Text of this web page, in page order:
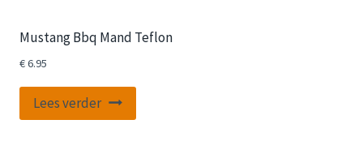
Mustang Bbq Mand Teflon
€6.95
Lees verder